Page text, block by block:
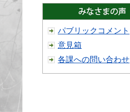
パブリックコメント
意見箱
各課への問い合わせ